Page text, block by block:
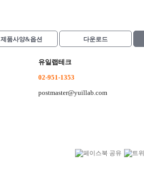
제품사양&옵션 다운로드
유일랩테크
02-951-1353
postmaster@yuillab.com